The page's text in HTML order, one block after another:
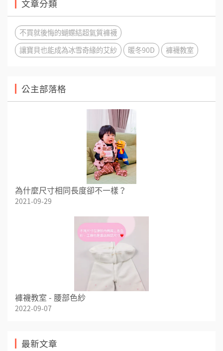
文章分類
不買就後悔的蝴蝶結超氣質褲襪
讓寶貝也能成為冰雪奇緣的艾紗
暖冬90D 褲襪教室
公主部落格
為什麼尺寸相同長度卻不一樣？
2021-09-29
褲襪教室 - 腰部色紗
2022-09-07
最新文章